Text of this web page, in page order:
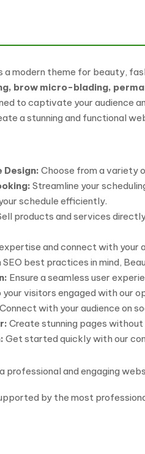
a modern theme for beauty,
brow micro-blading,
to captivate your audience
a stunning and functional
Design: Choose from a variety
Streamline your
schedule efficiently.
products and services
and connect with
best practices in mind,
Ensure a seamless user
your visitors engaged with our
Connect with your audience on
Create stunning pages
Get started quickly with our
professional and engaging
by the most